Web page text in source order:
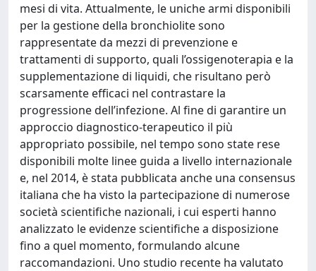
mesi di vita. Attualmente, le uniche armi disponibili
per la gestione della bronchiolite sono
rappresentate da mezzi di prevenzione e
trattamenti di supporto, quali l’ossigenoterapia e la
supplementazione di liquidi, che risultano però
scarsamente efficaci nel contrastare la
progressione dell’infezione. Al fine di garantire un
approccio diagnostico-terapeutico il più
appropriato possibile, nel tempo sono state rese
disponibili molte linee guida a livello internazionale
e, nel 2014, è stata pubblicata anche una consensus
italiana che ha visto la partecipazione di numerose
società scientifiche nazionali, i cui esperti hanno
analizzato le evidenze scientifiche a disposizione
fino a quel momento, formulando alcune
raccomandazioni. Uno studio recente ha valutato